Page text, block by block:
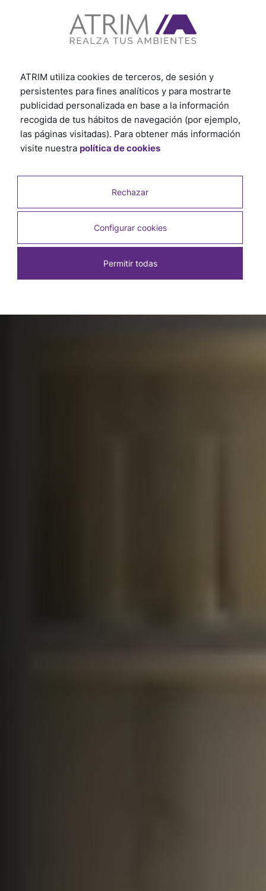
ATRIM utiliza cookies de terceros, de sesión y
persistentes para fines analíticos y para mostrarte
publicidad personalizada en base a la información
recogida de tus hábitos de navegación (por ejemplo,
las páginas visitadas). Para obtener más información
visite nuestra política de cookies
Rechazar
Configurar cookies
Permitir todas